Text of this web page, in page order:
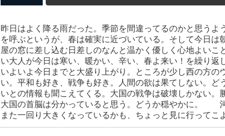
昨日はよく降る雨だった。季節を間違ってるのかと思うよ
を呼ぶというが、春は確実に近づいている。そして今日
屋の窓に差し込む日差しのなんと温かく優しく心地よい
い大人が今日は寒い、暖かい、辛い、春よ来い！を繰
いよいよ今日までと大盛り上がり。ところが少し西の方の
い。平和も好き、戦争も好き。人間の欲は果てしない。
いとの情報も聞こえてくる。大国の戦争は破壊しかない。
大国の首脳は分かっていると思う。どうか穏やかに。
また一回り大きくなっているかも、ちょっと見に行ってこ